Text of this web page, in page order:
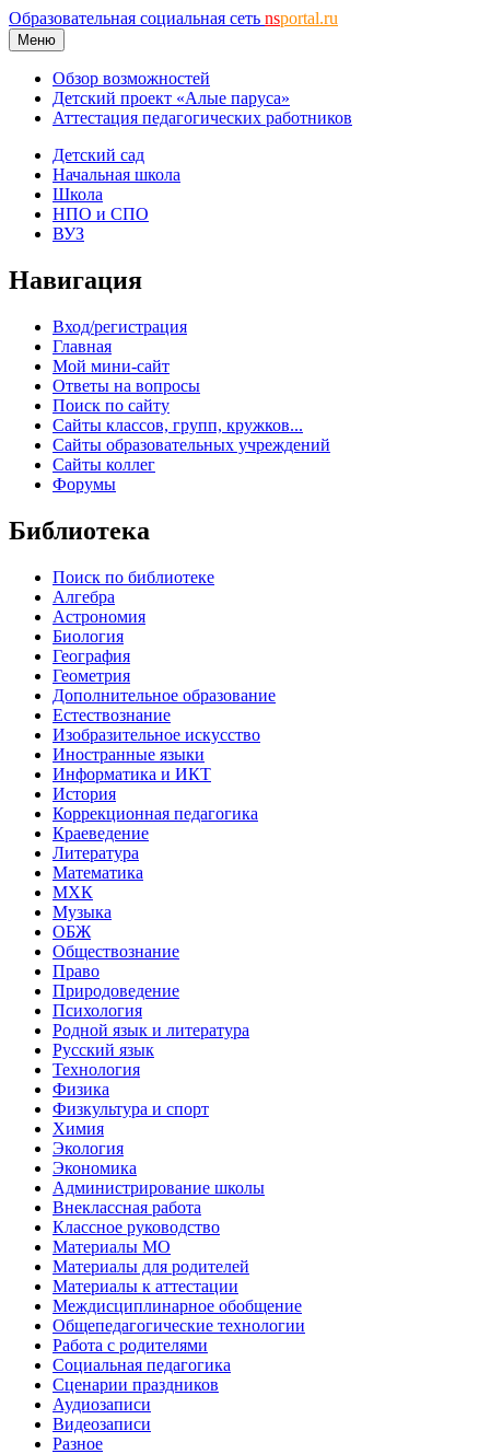
Образовательная социальная сеть nsportal.ru
Меню
Обзор возможностей
Детский проект «Алые паруса»
Аттестация педагогических работников
Детский сад
Начальная школа
Школа
НПО и СПО
ВУЗ
Навигация
Вход/регистрация
Главная
Мой мини-сайт
Ответы на вопросы
Поиск по сайту
Сайты классов, групп, кружков...
Сайты образовательных учреждений
Сайты коллег
Форумы
Библиотека
Поиск по библиотеке
Алгебра
Астрономия
Биология
География
Геометрия
Дополнительное образование
Естествознание
Изобразительное искусство
Иностранные языки
Информатика и ИКТ
История
Коррекционная педагогика
Краеведение
Литература
Математика
МХК
Музыка
ОБЖ
Обществознание
Право
Природоведение
Психология
Родной язык и литература
Русский язык
Технология
Физика
Физкультура и спорт
Химия
Экология
Экономика
Администрирование школы
Внеклассная работа
Классное руководство
Материалы МО
Материалы для родителей
Материалы к аттестации
Междисциплинарное обобщение
Общепедагогические технологии
Работа с родителями
Социальная педагогика
Сценарии праздников
Аудиозаписи
Видеозаписи
Разное